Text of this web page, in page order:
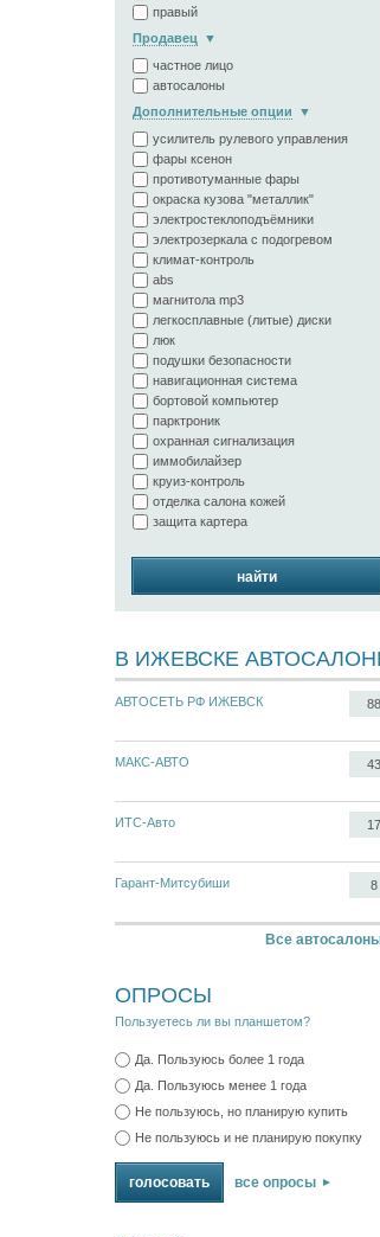
правый
Продавец
частное лицо
автосалоны
Дополнительные опции
усилитель рулевого управления
фары ксенон
противотуманные фары
окраска кузова "металлик"
электростеклоподъёмники
электрозеркала с подогревом
климат-контроль
abs
магнитола mp3
легкосплавные (литые) диски
люк
подушки безопасности
навигационная система
бортовой компьютер
парктроник
охранная сигнализация
иммобилайзер
круиз-контроль
отделка салона кожей
защита картера
найти
В ИЖЕВСКЕ
АВТОСЕТЬ РФ ИЖЕВСК 88
МАКС-АВТО 43
ИТС-Авто 17
Гарант-Митсубиши 8
Все
ОПРОСЫ
Пользуетесь ли вы планшетом?
Да. Пользуюсь более 1 года
Да. Пользуюсь менее 1 года
Не пользуюсь, но планирую купить
Не пользуюсь и не планирую покупку
все опросы